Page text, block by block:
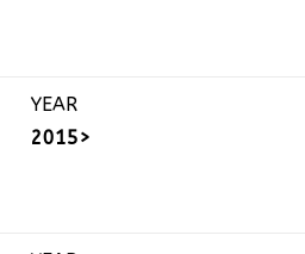
YEAR
2015>